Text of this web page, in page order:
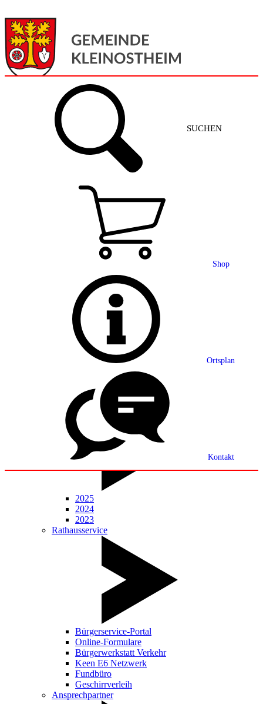
SUCHEN
Shop
Ortsplan
Kontakt
Gemeinde + Service
Grußwort
Ortsplan
Partnerschaft
Statistik
Mitteilungsblatt
2025
2024
2023
Rathausservice
Bürgerservice-Portal
Online-Formulare
Bürgerwerkstatt Verkehr
Keen E6 Netzwerk
Fundbüro
Geschirrverleih
Ansprechpartner